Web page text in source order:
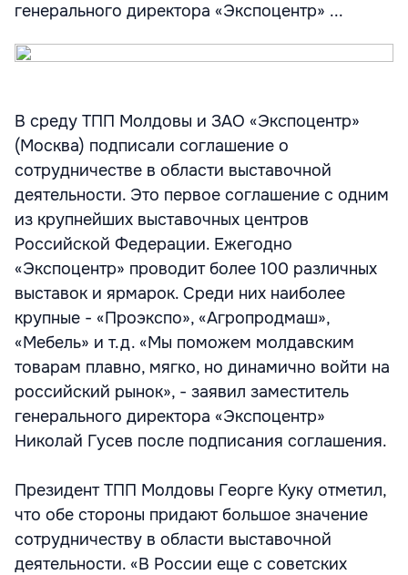
генерального директора «Экспоцентр» ...
В среду ТПП Молдовы и ЗАО «Экспоцентр»
(Москва) подписали соглашение о
сотрудничестве в области выставочной
деятельности. Это первое соглашение с одним
из крупнейших выставочных центров
Российской Федерации. Ежегодно
«Экспоцентр» проводит более 100 различных
выставок и ярмарок. Среди них наиболее
крупные - «Проэкспо», «Агропродмаш»,
«Мебель» и т.д. «Мы поможем молдавским
товарам плавно, мягко, но динамично войти на
российский рынок», - заявил заместитель
генерального директора «Экспоцентр»
Николай Гусев после подписания соглашения.
Президент ТПП Молдовы Георге Куку отметил,
что обе стороны придают большое значение
сотрудничеству в области выставочной
деятельности. «В России еще с советских